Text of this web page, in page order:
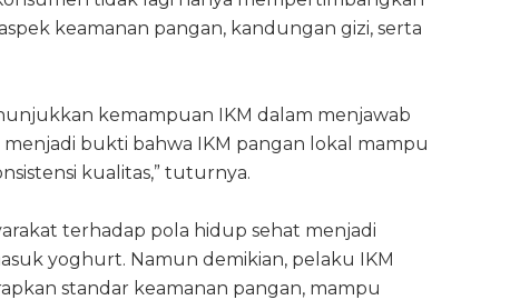
keamanan pangan, kandungan gizi, serta
kemampuan IKM dalam menjawab
bukti bahwa IKM pangan lokal mampu
kualitas,” tuturnya.
terhadap pola hidup sehat menjadi
yoghurt. Namun demikian, pelaku IKM
standar keamanan pangan, mampu